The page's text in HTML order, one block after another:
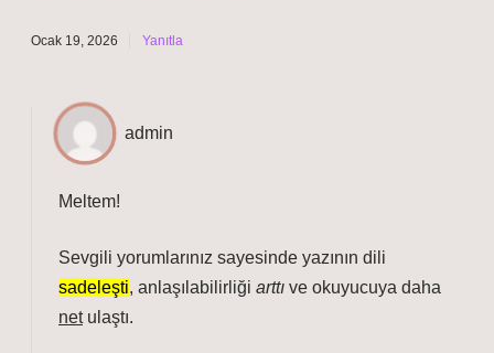
Ocak 19, 2026 Yanıtla
admin
Meltem!
Sevgili yorumlarınız sayesinde yazının dili
sadeleşti, anlaşılabilirliği arttı ve okuyucuya daha
netulaştı.